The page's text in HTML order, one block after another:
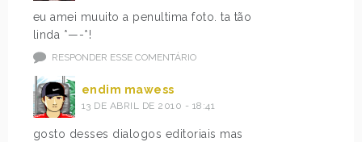
eu amei muuito a penultima foto. ta tão
linda *—-*!
RESPONDER ESSE COMENTÁRIO
endim mawess
13 DE ABRIL DE 2010 - 18:41
gosto desses dialogos editoriais mas